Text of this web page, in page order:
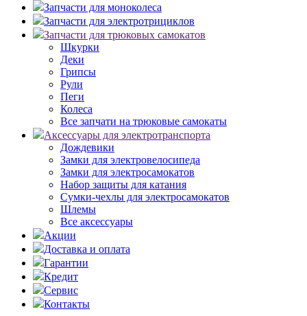
Запчасти для моноколеса
Запчасти для электротрициклов
Запчасти для трюковых самокатов
Шкурки
Деки
Грипсы
Рули
Пеги
Колеса
Все запчати на трюковые самокаты
Аксессуары для электротранспорта
Дождевики
Замки для электровелосипеда
Замки для электросамокатов
Набор защиты для катания
Сумки-чехлы для электросамокатов
Шлемы
Все аксессуары
Акции
Доставка и оплата
Гарантии
Кредит
Сервис
Контакты